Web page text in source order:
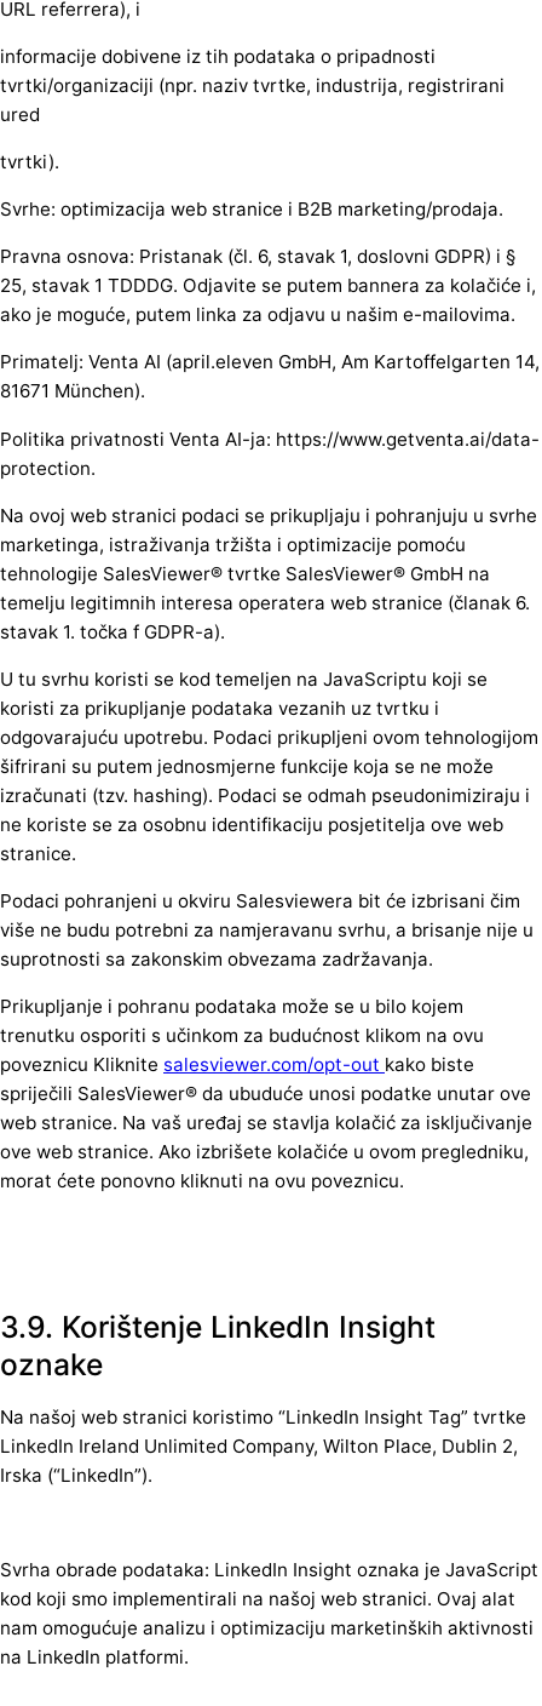
URL referrera), i
informacije dobivene iz tih podataka o pripadnosti
tvrtki/organizaciji (npr. naziv tvrtke, industrija, registrirani
ured
tvrtki).
Svrhe: optimizacija web stranice i B2B marketing/prodaja.
Pravna osnova: Pristanak (čl. 6, stavak 1, doslovni GDPR) i §
25, stavak 1 TDDDG. Odjavite se putem bannera za kolačiće i,
ako je moguće, putem linka za odjavu u našim e-mailovima.
Primatelj: Venta AI (april.eleven GmbH, Am Kartoffelgarten 14,
81671 München).
Politika privatnosti Venta AI-ja: https://www.getventa.ai/data-
protection.
Na ovoj web stranici podaci se prikupljaju i pohranjuju u svrhe
marketinga, istraživanja tržišta i optimizacije pomoću
tehnologije SalesViewer® tvrtke SalesViewer® GmbH na
temelju legitimnih interesa operatera web stranice (članak 6.
stavak 1. točka f GDPR-a).
U tu svrhu koristi se kod temeljen na JavaScriptu koji se
koristi za prikupljanje podataka vezanih uz tvrtku i
odgovarajuću upotrebu. Podaci prikupljeni ovom tehnologijom
šifrirani su putem jednosmjerne funkcije koja se ne može
izračunati (tzv. hashing). Podaci se odmah pseudonimiziraju i
ne koriste se za osobnu identifikaciju posjetitelja ove web
stranice.
Podaci pohranjeni u okviru Salesviewera bit će izbrisani čim
više ne budu potrebni za namjeravanu svrhu, a brisanje nije u
suprotnosti sa zakonskim obvezama zadržavanja.
Prikupljanje i pohranu podataka može se u bilo kojem
trenutku osporiti s učinkom za budućnost klikom na ovu
poveznicu Kliknite salesviewer.com/opt-out kako biste
spriječili SalesViewer® da ubuduće unosi podatke unutar ove
web stranice. Na vaš uređaj se stavlja kolačić za isključivanje
ove web stranice. Ako izbrišete kolačiće u ovom pregledniku,
morat ćete ponovno kliknuti na ovu poveznicu.
3.9. Korištenje LinkedIn Insight
oznake
Na našoj web stranici koristimo “LinkedIn Insight Tag” tvrtke
LinkedIn Ireland Unlimited Company, Wilton Place, Dublin 2,
Irska (“LinkedIn”).
Svrha obrade podataka: LinkedIn Insight oznaka je JavaScript
kod koji smo implementirali na našoj web stranici. Ovaj alat
nam omogućuje analizu i optimizaciju marketinških aktivnosti
na LinkedIn platformi.